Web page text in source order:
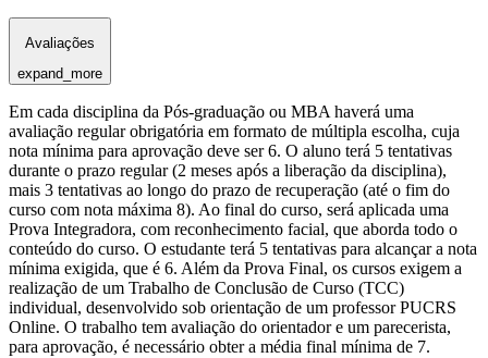
Avaliações
expand_more
Em cada disciplina da Pós-graduação ou MBA haverá uma
avaliação regular obrigatória em formato de múltipla escolha, cuja
nota mínima para aprovação deve ser 6. O aluno terá 5 tentativas
durante o prazo regular (2 meses após a liberação da disciplina),
mais 3 tentativas ao longo do prazo de recuperação (até o fim do
curso com nota máxima 8). Ao final do curso, será aplicada uma
Prova Integradora, com reconhecimento facial, que aborda todo o
conteúdo do curso. O estudante terá 5 tentativas para alcançar a nota
mínima exigida, que é 6. Além da Prova Final, os cursos exigem a
realização de um Trabalho de Conclusão de Curso (TCC)
individual, desenvolvido sob orientação de um professor PUCRS
Online. O trabalho tem avaliação do orientador e um parecerista,
para aprovação, é necessário obter a média final mínima de 7.